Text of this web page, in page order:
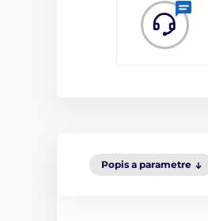
Popis a parametre